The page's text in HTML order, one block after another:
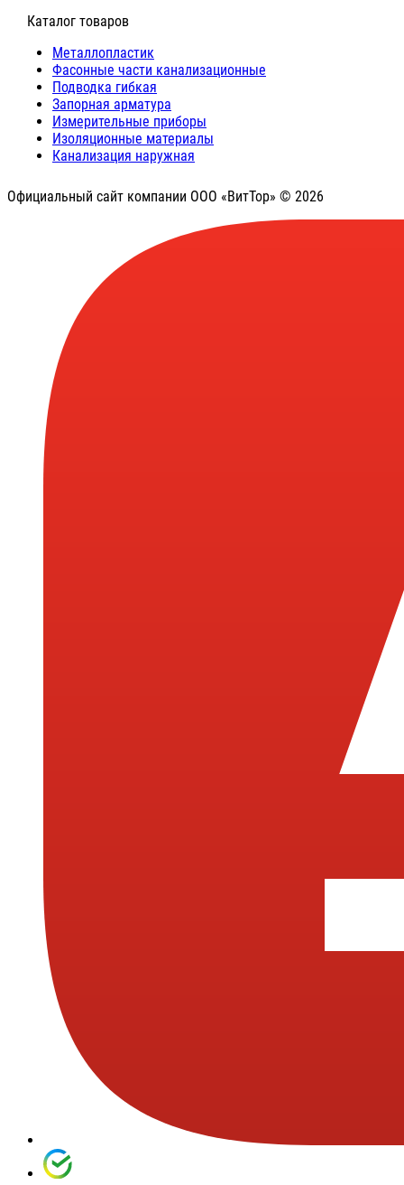
⠀Каталог товаров
Металлопластик
Фасонные части канализационные
Подводка гибкая
Запорная арматура
Измерительные приборы
Изоляционные материалы
Канализация наружная
Официальный сайт компании ООО «ВитТор» © 2026